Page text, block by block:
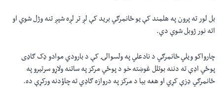
بل لور ته پرون په هلمند کې يو ځانمرګي بريد کې لږ تر لږه شپږ تنه وژل شوي او
اته نور ژوبل شوي دي.
چارواکو ويلي ځانمرګي د نادعلي په ولسوالۍ کې د بارودي موادو ډک ګاډی
پوځي اډې ته دننه بوتلل غوښته خو د پوځي مرکز په ساتنه ولاړو سرتيرو په
ځانمرګي ډزې کړي او هغه بيا د مرکز په دروازه ګاډي ته چاؤدنه ورکړې ده.